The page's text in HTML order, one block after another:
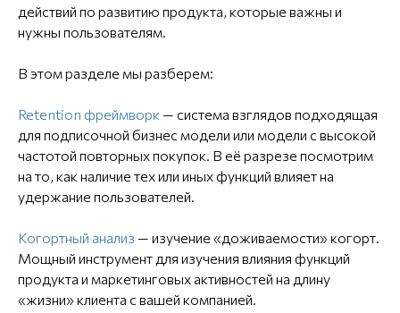
действий по развитию продукта, которые важны и
нужны пользователям.
В этом разделе мы разберем:
Retention фреймворк — система взглядов подходящая
для подписочной бизнес модели или модели с высокой
частотой повторных покупок. В её разрезе посмотрим
на то, как наличие тех или иных функций влияет на
удержание пользователей.
Когортный анализ — изучение «доживаемости» когорт.
Мощный инструмент для изучения влияния функций
продукта и маркетинговых активностей на длину
«жизни» клиента с вашей компанией.